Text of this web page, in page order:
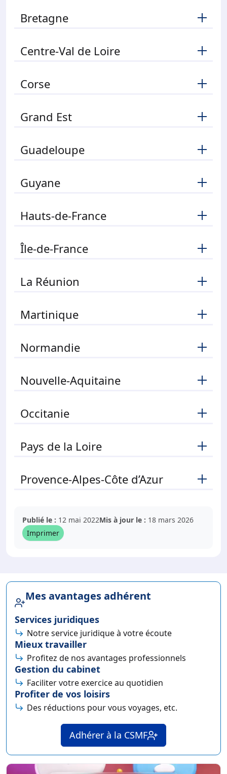
Bretagne
Centre-Val de Loire
Corse
Grand Est
Guadeloupe
Guyane
Hauts-de-France
Île-de-France
La Réunion
Martinique
Normandie
Nouvelle-Aquitaine
Occitanie
Pays de la Loire
Provence-Alpes-Côte d’Azur
Publié le : 12 mai 2022Mis à jour le : 18 mars 2026
Imprimer
Mes avantages adhérent
Services juridiques
Notre service juridique à votre écoute
Mieux travailler
Profitez de nos avantages professionnels
Gestion du cabinet
Faciliter votre exercice au quotidien
Profiter de vos loisirs
Des réductions pour vous voyages, etc.
Adhérer à la CSMF